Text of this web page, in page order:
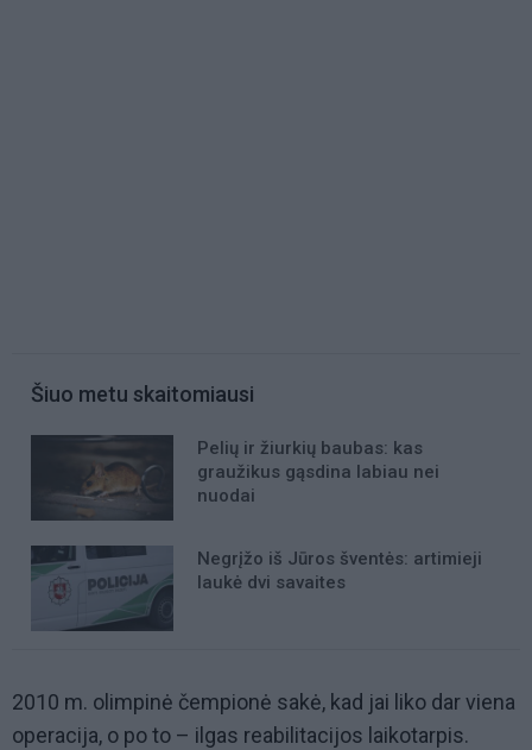
Šiuo metu skaitomiausi
Pelių ir žiurkių baubas: kas
graužikus gąsdina labiau nei
nuodai
Negrįžo iš Jūros šventės: artimieji
laukė dvi savaites
2010 m. olimpinė čempionė sakė, kad jai liko dar viena
operacija, o po to – ilgas reabilitacijos laikotarpis.